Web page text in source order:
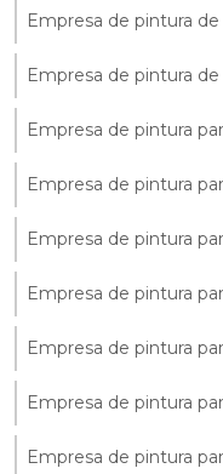
Empresa de pintura
Empresa de pintura
Empresa de pintura
Empresa de pintura
Empresa de pintura
Empresa de pintura
Empresa de pintura
Empresa de pintura
Empresa de pintura